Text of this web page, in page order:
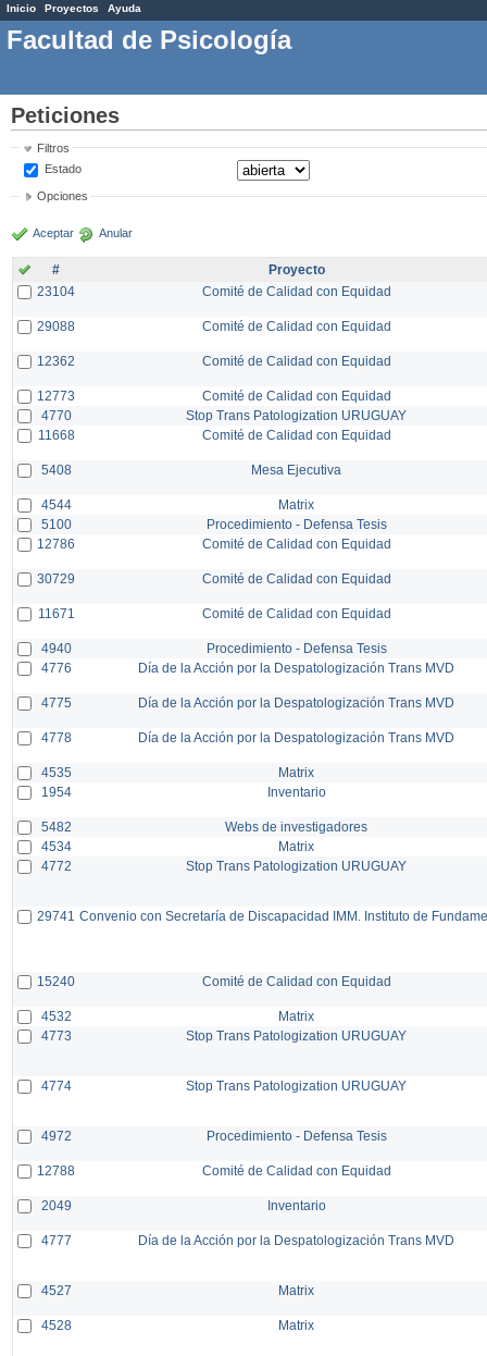
Inicio Proyectos Ayuda
Facultad de Psicología
Peticiones
Filtros
Estado
Opciones
Aceptar Anular
#
Proyecto
23104
Comité de Calidad con Equidad
29088 Comité de Calidad con Equidad
12362 Comité de Calidad con Equidad
12773
Comité de Calidad con Equidad
4770
Stop Trans Patologization URUGUAY
11668
Comité de Calidad con Equidad
5408 Mesa Ejecutiva
4544
Matrix
5100
Procedimiento - Defensa Tesis
12786
Comité de Calidad con Equidad
30729 Comité de Calidad con Equidad
11671 Comité de Calidad con Equidad
4940
Procedimiento - Defensa Tesis
4776
Día de la Acción por la Despatologización Trans MVD
4775 Día de la Acción por la Despatologización Trans MVD
4778 Día de la Acción por la Despatologización Trans MVD
4535
Matrix
1954
Inventario
5482
Webs de investigadores
4534
Matrix
4772
Stop Trans Patologization URUGUAY
29741 Convenio con Secretaría de Discapacidad IMM. Instituto de
15240 Comité de Calidad con Equidad
4532
Matrix
4773
Stop Trans Patologization URUGUAY
4774 Stop Trans Patologization URUGUAY
4972 Procedimiento - Defensa Tesis
12788 Comité de Calidad con Equidad
2049 Inventario
4777 Día de la Acción por la Despatologización Trans MVD
4527 Matrix
4528 Matrix